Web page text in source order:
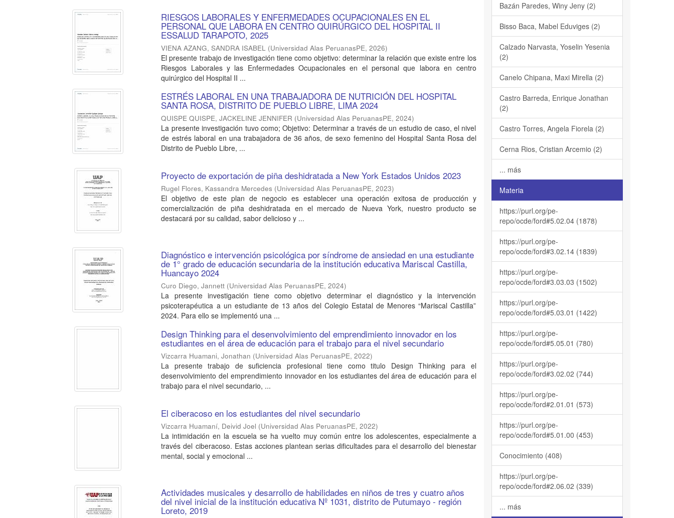
RIESGOS LABORALES Y ENFERMEDADES OCUPACIONALES EN EL
PERSONAL QUE LABORA EN CENTRO QUIRÚRGICO DEL HOSPITAL II
ESSALUD TARAPOTO, 2025
VIENA AZANG, SANDRA ISABEL (Universidad Alas PeruanasPE,2026)
El presente trabajo de investigación tiene como objetivo: determinar la relación que existe entre los
Riesgos Laborales y las Enfermedades Ocupacionales en el personal que labora en centro
quirúrgico del Hospital II ...
ESTRÉS LABORAL EN UNA TRABAJADORA DE NUTRICIÓN DEL HOSPITAL
SANTA ROSA, DISTRITO DE PUEBLO LIBRE, LIMA 2024
QUISPE QUISPE, JACKELINE JENNIFER (Universidad Alas PeruanasPE,2024)
La presente investigación tuvo como; Objetivo: Determinar a través de un estudio de caso, el nivel
de estrés laboral en una trabajadora de 36 años, de sexo femenino del Hospital Santa Rosa del
Distrito de Pueblo Libre, ...
Proyecto de exportación de piña deshidratada a New York Estados Unidos 2023
Rugel Flores, Kassandra Mercedes (Universidad Alas PeruanasPE,2023)
El objetivo de este plan de negocio es establecer una operación exitosa de producción y
comercialización de piña deshidratada en el mercado de Nueva York, nuestro producto se
destacará por su calidad, sabor delicioso y ...
Diagnóstico e intervención psicológica por síndrome de ansiedad en una estudiante
de 1° grado de educación secundaria de la institución educativa Mariscal Castilla,
Huancayo 2024
Curo Diego, Jannett (Universidad Alas PeruanasPE,2024)
La presente investigación tiene como objetivo determinar el diagnóstico y la intervención
psicoterapéutica a un estudiante de 13 años del Colegio Estatal de Menores “Mariscal Castilla”
2024. Para ello se implementó una ...
Design Thinking para el desenvolvimiento del emprendimiento innovador en los
estudiantes en el área de educación para el trabajo para el nivel secundario
Vizcarra Huamani, Jonathan (Universidad Alas PeruanasPE,2022)
La presente trabajo de suficiencia profesional tiene como titulo Design Thinking para el
desenvolvimiento del emprendimiento innovador en los estudiantes del área de educación para el
trabajo para el nivel secundario, ...
El ciberacoso en los estudiantes del nivel secundario
Vizcarra Huamaní, Deivid Joel (Universidad Alas PeruanasPE,2022)
La intimidación en la escuela se ha vuelto muy común entre los adolescentes, especialmente a
través del ciberacoso. Estas acciones plantean serias dificultades para el desarrollo del bienestar
mental, social y emocional ...
Actividades musicales y desarrollo de habilidades en niños de tres y cuatro años
del nivel inicial de la institución educativa Nº 1031, distrito de Putumayo - región
Loreto, 2019
Bazán Paredes, Winy Jeny (2)
Bisso Baca, Mabel Eduviges (2)
Calzado Narvasta, Yoselin Yesenia
(2)
Canelo Chipana, Maxi Mirella (2)
Castro Barreda, Enrique Jonathan
(2)
Castro Torres, Angela Fiorela (2)
Cerna Rios, Cristian Arcemio (2)
... más
Materia
https://purl.org/pe-
repo/ocde/ford#5.02.04 (1878)
https://purl.org/pe-
repo/ocde/ford#3.02.14 (1839)
https://purl.org/pe-
repo/ocde/ford#3.03.03 (1502)
https://purl.org/pe-
repo/ocde/ford#5.03.01 (1422)
https://purl.org/pe-
repo/ocde/ford#5.05.01 (780)
https://purl.org/pe-
repo/ocde/ford#3.02.02 (744)
https://purl.org/pe-
repo/ocde/ford#2.01.01 (573)
https://purl.org/pe-
repo/ocde/ford#5.01.00 (453)
Conocimiento (408)
https://purl.org/pe-
repo/ocde/ford#2.06.02 (339)
... más